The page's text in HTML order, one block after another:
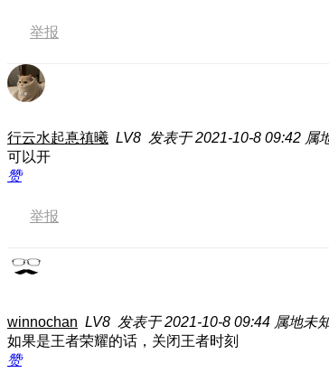
举报
行云水起惪禛曦 LV8 发表于 2021-10-8 09:42 属
可以开
赞
举报
winnochan LV8 发表于 2021-10-8 09:44 属地未
如果是王者荣耀的话，关闭王者时刻
赞